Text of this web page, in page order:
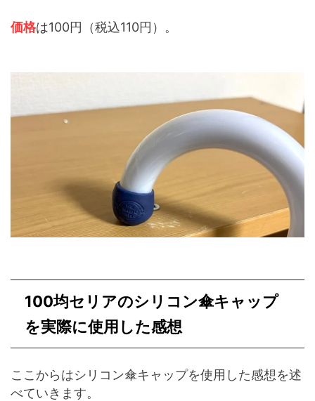
価格は100円（税込110円）。
100均セリアのシリコン傘キャップ
を実際に使用した感想
ここからはシリコン傘キャップを使用した感想を述
べていきます。